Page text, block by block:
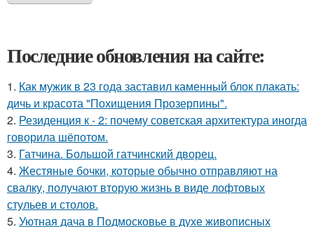
Последние обновления на сайте:
1. Как мужик в 23 года заставил каменный блок плакать:
дичь и красота "Похищения Прозерпины".
2. Резиденция к - 2: почему советская архитектура иногда
говорила шёпотом.
3. Гатчина. Большой гатчинский дворец.
4. Жестяные бочки, которые обычно отправляют на
свалку, получают вторую жизнь в виде лофтовых
стульев и столов.
5. Уютная дача в Подмосковье в духе живописных